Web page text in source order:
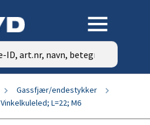
Gassfjær/endestykker
Vinkelkuleled; L=22; M6